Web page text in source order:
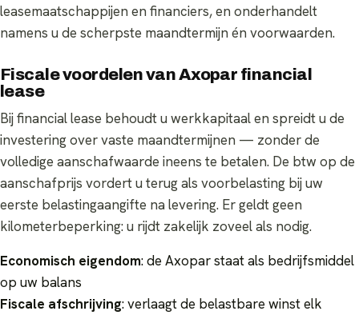
leasemaatschappijen en financiers, en onderhandelt
namens u de scherpste maandtermijn én voorwaarden.
Fiscale voordelen van Axopar financial
lease
Bij financial lease behoudt u werkkapitaal en spreidt u de
investering over vaste maandtermijnen — zonder de
volledige aanschafwaarde ineens te betalen. De btw op de
aanschafprijs vordert u terug als voorbelasting bij uw
eerste belastingaangifte na levering. Er geldt geen
kilometerbeperking: u rijdt zakelijk zoveel als nodig.
Economisch eigendom: de Axopar staat als bedrijfsmiddel
op uw balans
Fiscale afschrijving: verlaagt de belastbare winst elk